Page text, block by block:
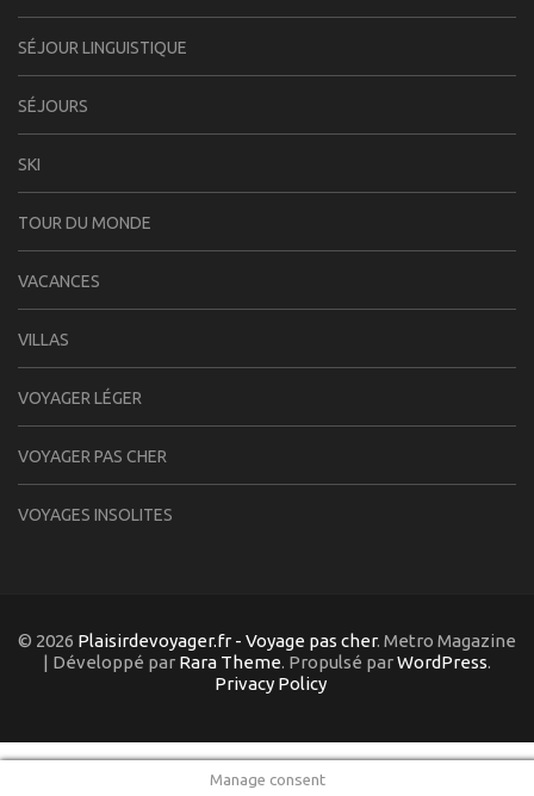
SÉJOUR LINGUISTIQUE
SÉJOURS
SKI
TOUR DU MONDE
VACANCES
VILLAS
VOYAGER LÉGER
VOYAGER PAS CHER
VOYAGES INSOLITES
© 2026 Plaisirdevoyager.fr - Voyage pas cher. Metro Magazine
| Développé par Rara Theme. Propulsé parWordPress.
Privacy Policy
Manage consent